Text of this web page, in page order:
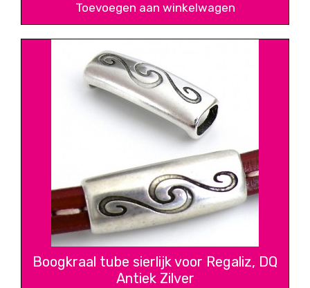
Toevoegen aan winkelwagen
Boogkraal tube sierlijk voor Regaliz, DQ
Antiek Zilver